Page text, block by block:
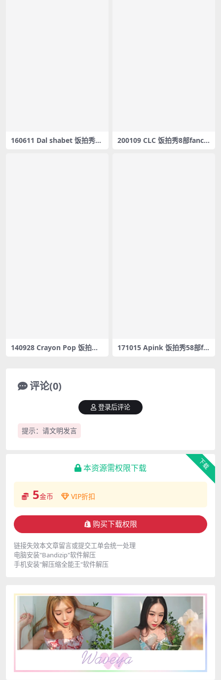
160611 Dal shabet 饭拍秀87
200109 CLC 饭拍秀8部fanca
140928 Crayon Pop 饭拍秀1
171015 Apink 饭拍秀58部fa
评论(0)
提示：请文明发言
登录后评论
下载
本资源需权限下载
5金币 VIP折扣
购买下载权限
链接失效本文章留言或提交工单会统一处理
电脑安装"Bandizip"软件解压
手机安装"解压缩全能王"软件解压